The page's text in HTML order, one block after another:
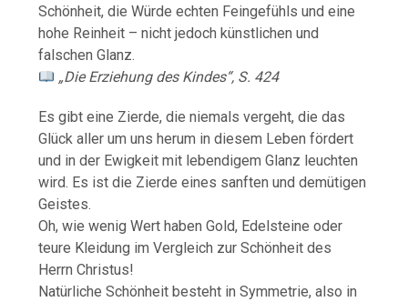
Schönheit, die Würde echten Feingefühls und eine
hohe Reinheit – nicht jedoch künstlichen und
falschen Glanz.
„Die Erziehung des Kindes“, S. 424
Es gibt eine Zierde, die niemals vergeht, die das
Glück aller um uns herum in diesem Leben fördert
und in der Ewigkeit mit lebendigem Glanz leuchten
wird. Es ist die Zierde eines sanften und demütigen
Geistes.
Oh, wie wenig Wert haben Gold, Edelsteine oder
teure Kleidung im Vergleich zur Schönheit des
Herrn Christus!
Natürliche Schönheit besteht in Symmetrie, also in